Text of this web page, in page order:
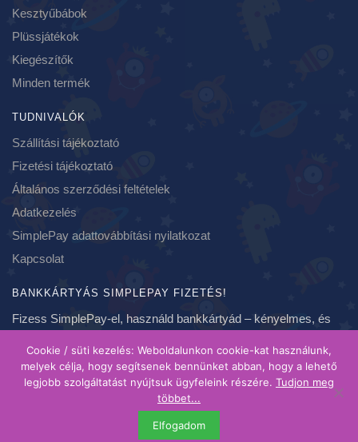
Kesztyűbábok
Plüssjátékok
Kiegészítők
Minden termék
TUDNIVALÓK
Szállítási tájékoztató
Fizetési tájékoztató
Általános szerződési feltételek
Adatkezelés
SimplePay adattovábbítási nyilatkozat
Kapcsolat
BANKKÁRTYÁS SIMPLEPAY FIZETÉS!
Fizess SimplePay-el, használd bankkártyád – kényelmes, és
Copyright 2020-2021 ❤ szundikendo.hu | Created by Brainspot
| A feltüntetett árak bruttó árak, forintban értendőek és ahol
más megjelölés nem szerepel, egy darabra vonatkoznak.
Cookie / süti kezelés: Weboldalunkon cookie-kat használunk,
melyek célja, hogy segítsenek bennünket abban, hogy a lehető
legjobb szolgáltatást nyújtsuk ügyfeleink részére. Tudjon meg
többet...
Elfogadom